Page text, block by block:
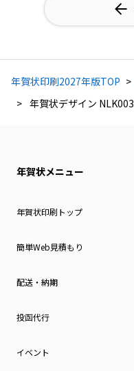
年賀状印刷2027年版TOP
年賀状デザイン NLK003
年賀状メニュー
年賀状印刷トップ
簡単Web見積もり
配送・納期
投函代行
イベント